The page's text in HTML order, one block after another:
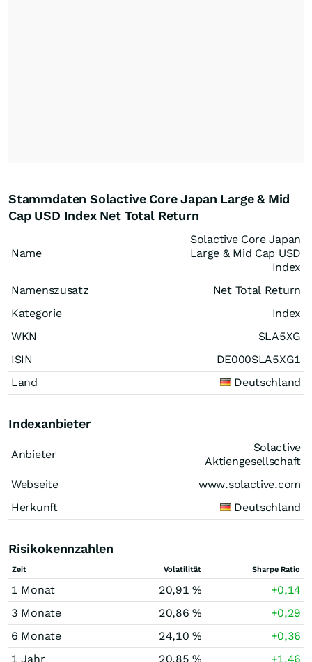
Stammdaten Solactive Core Japan Large & Mid
Cap USD Index Net Total Return
Name
Solactive Core Japan
Large & Mid Cap USD
Index
Namenszusatz
Net Total Return
Kategorie
Index
WKN
SLA5XG
ISIN
DE000SLA5XG1
Land
Deutschland
Indexanbieter
Anbieter
Solactive
Aktiengesellschaft
Webseite
www.solactive.com
Herkunft
Deutschland
Risikokennzahlen
Zeit Volatilität Sharpe Ratio
1 Monat 20,91 %
+0,14
3 Monate
20,86 %
+0,29
6 Monate
24,10 %
+0,36
1 Jahr
20,85 % +1,46